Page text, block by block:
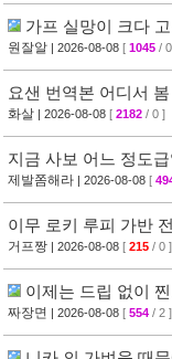
가프 실망이 크다
원잘알 | 2026-08-08 [ 1045 /
요샌 번역본 어디서 봄
화살 | 2026-08-08 [ 2182 / 0 ]
지금 사보 어느 정도
제발쫌해라 | 2026-08-08 [
이무 로키 루피 가반
거프짱 | 2026-08-08 [ 215 / 0 ]
이제는 드립 없이
짜장면
| 2026-08-08 [ 554 / 2 ]